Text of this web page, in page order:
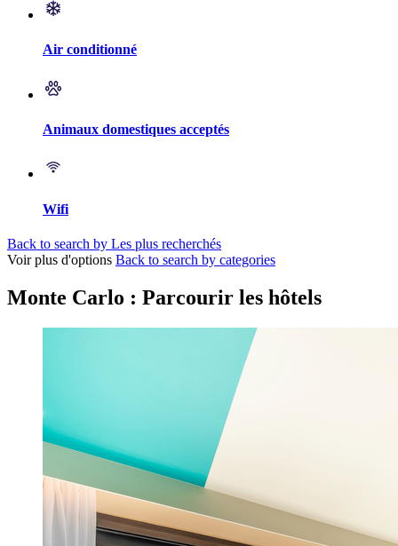
Air conditionné
Animaux domestiques acceptés
Wifi
Back to search by Les plus recherchés
Voir plus d'options Back to search by categories
Monte Carlo : Parcourir les hôtels